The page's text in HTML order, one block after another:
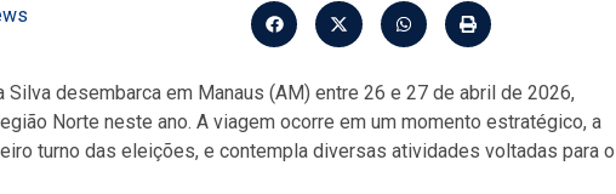
desembarca em Manaus (AM) entre 26 e 27 de abril de 2026,
Norte neste ano. A viagem ocorre em um momento estratégico, a
turno das eleições, e contempla diversas atividades voltadas para o